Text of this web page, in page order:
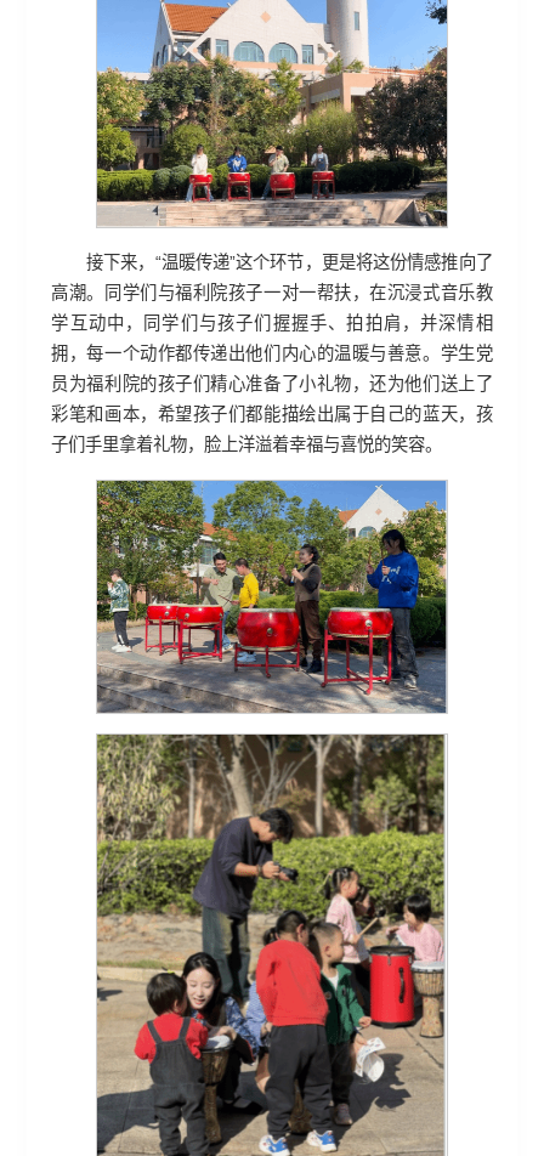
接下来，“温暖传递”这个环节，更是将这份情感推向了
高潮。同学们与福利院孩子一对一帮扶，在沉浸式音乐教
学互动中，同学们与孩子们握握手、拍拍肩，并深情相
拥，每一个动作都传递出他们内心的温暖与善意。学生党
员为福利院的孩子们精心准备了小礼物，还为他们送上了
彩笔和画本，希望孩子们都能描绘出属于自己的蓝天，孩
子们手里拿着礼物，脸上洋溢着幸福与喜悦的笑容。